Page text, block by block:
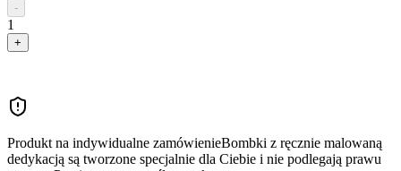
-
1
+
Produkt na indywidualne zamówienieBombki z ręcznie malowaną
dedykacją są tworzone specjalnie dla Ciebie i nie podlegają prawu